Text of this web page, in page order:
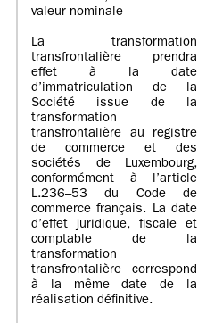
valeur nominale
La transformation
transfrontalière prendra
effet à la date
d’immatriculation de la
Société issue de la
transformation
transfrontalière au registre
de commerce et des
sociétés de Luxembourg,
conformément à l’article
L.236–53 du Code de
commerce français. La date
d’effet juridique, fiscale et
comptable de la
transformation
transfrontalière correspond
à la même date de la
réalisation définitive.